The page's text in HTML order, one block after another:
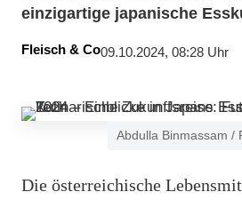
einzigartige japanische
Fleisch & Co09.10.2024, 08:28 Uhr
Abdulla Binmassam /
Die österreichische